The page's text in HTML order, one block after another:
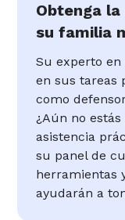
Obtenga
su familia
Su experto
en sus tareas
como
¿Aún no
asistencia
su panel de
herramientas
ayudarán a